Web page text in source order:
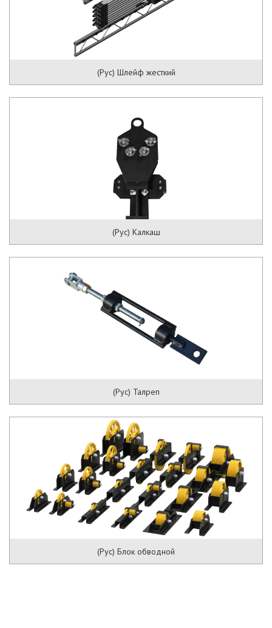
(Рус) Шлейф жесткий
(Рус) Калкаш
(Рус) Талреп
(Рус) Блок обводной